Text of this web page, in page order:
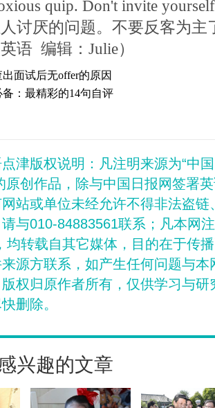
quip. Don't invite
讨厌的问题。不要反客为主
语 编辑：Julie）
面试后无offer的原因
：最精彩的14句自评
津版权说明：凡注明来源为“中
原创作品，除与中国日报网签署
站或单位未经允许不得非法盗
与010-84883561联系；凡本网
均转载自其它媒体，目的在于传
源方联系，如产生任何问题与
权归原作者所有，仅供学习与
删除。
兴趣的文章